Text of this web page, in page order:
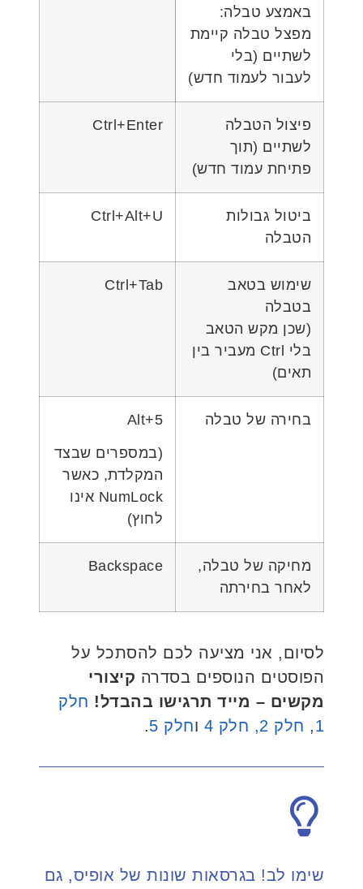
באמצע טבלה:
מפצל טבלה קיימת
לשתיים (בלי
לעבור לעמוד חדש)
פיצול הטבלה
לשתיים (תוך
פתיחת עמוד חדש)
Ctrl+Enter
ביטול גבולות
הטבלה
Ctrl+Alt+U
שימוש בטאב
בטבלה
(שכן מקש הטאב
בלי Ctrl מעביר בין
תאים)
Ctrl+Tab
בחירה של טבלה Alt+5
(במספרים שבצד
המקלדת, כאשר
NumLock אינו
לחוץ)
מחיקה של טבלה,
לאחר בחירתה
Backspace
לסיום, אני מציעה לכם להסתכל על
הפוסטים הנוספים בסדרה קיצורי
מקשים – מייד תרגישו בהבדל! חלק
1
, חלק 2, חלק 4 וחלק 5 .
שימו לב! בגרסאות שונות של אופיס, גם